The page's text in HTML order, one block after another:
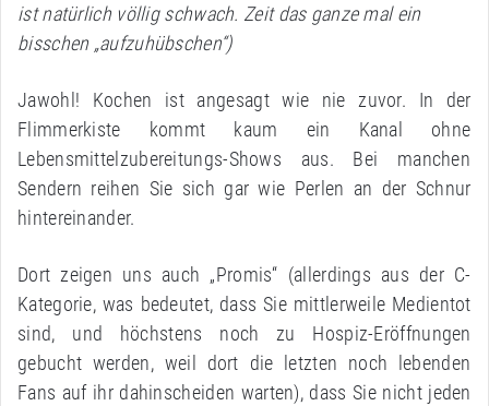
ist natürlich völlig schwach. Zeit das ganze mal ein
bisschen „aufzuhübschen“)
Jawohl! Kochen ist angesagt wie nie zuvor. In der
Flimmerkiste kommt kaum ein Kanal ohne
Lebensmittelzubereitungs-Shows aus. Bei manchen
Sendern reihen Sie sich gar wie Perlen an der Schnur
hintereinander.
Dort zeigen uns auch „Promis“ (allerdings aus der C-
Kategorie, was bedeutet, dass Sie mittlerweile Medientot
sind, und höchstens noch zu Hospiz-Eröffnungen
gebucht werden, weil dort die letzten noch lebenden
Fans auf ihr dahinscheiden warten), dass Sie nicht jeden